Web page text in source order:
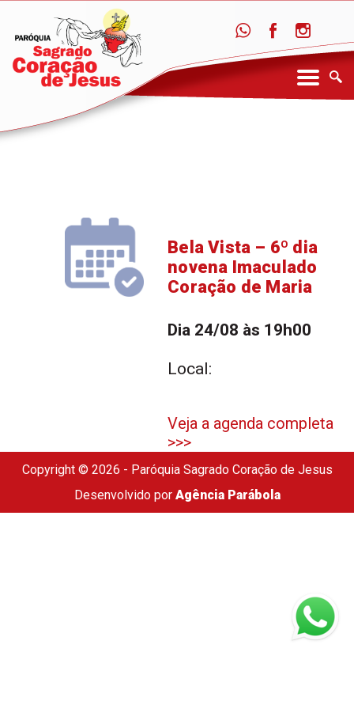
Bela Vista – 6º dia
novena Imaculado
Coração de Maria
Dia 24/08 às 19h00
Local:
Veja a agenda completa
>>>
Copyright © 2026 - Paróquia Sagrado Coração de Jesus
Desenvolvido por Agência Parábola